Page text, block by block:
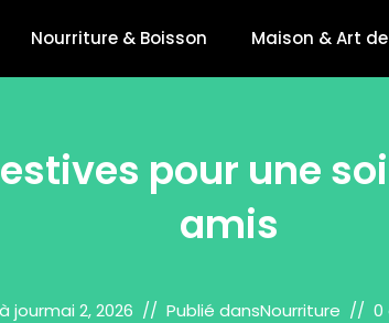
Nourriture & Boisson Maison & Art
pour une
amis
jourmai 2, 2026 Publié dansNourriture 0